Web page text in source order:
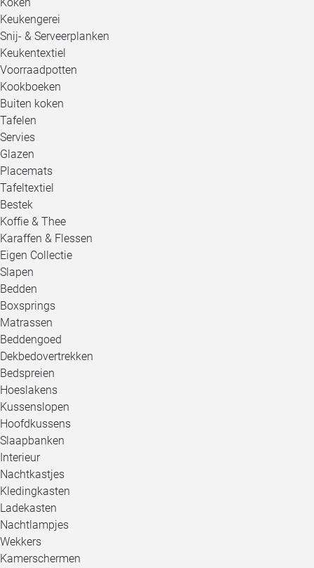
Keukengerei
Snij- & Serveerplanken
Keukentextiel
Voorraadpotten
Kookboeken
Buiten koken
Tafelen
Servies
Glazen
Placemats
Tafeltextiel
Bestek
Koffie & Thee
Karaffen & Flessen
Eigen Collectie
Slapen
Bedden
Boxsprings
Matrassen
Beddengoed
Dekbedovertrekken
Bedspreien
Hoeslakens
Kussenslopen
Hoofdkussens
Slaapbanken
Interieur
Nachtkastjes
Kledingkasten
Ladekasten
Nachtlampjes
Wekkers
Kamerschermen